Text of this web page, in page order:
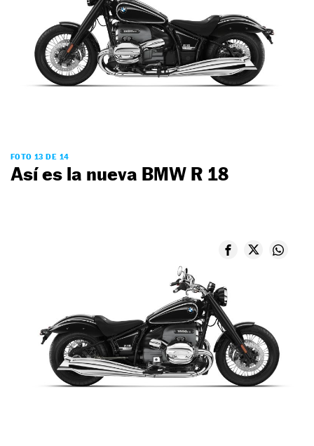
FOTO 13 DE 14
Así es la nueva BMW R 18